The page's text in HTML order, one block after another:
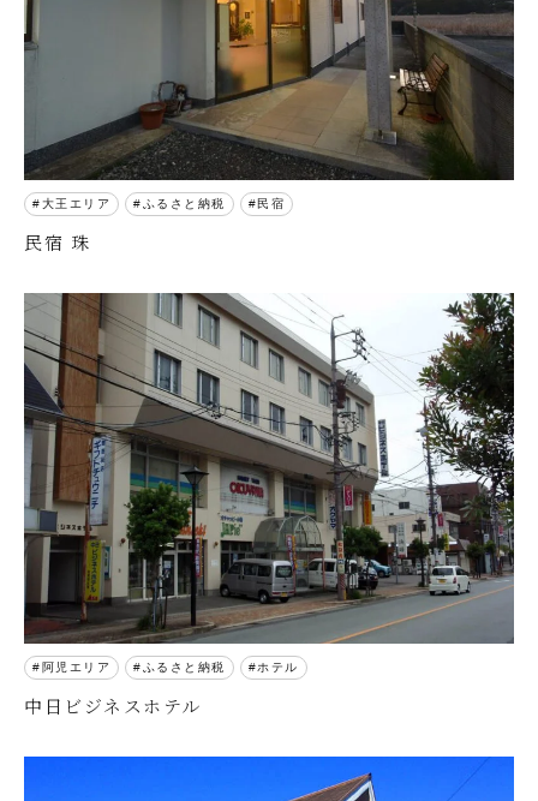
大王エリア ふるさと納税 民宿
民宿 珠
阿児エリア ふるさと納税 ホテル
中日ビジネスホテル